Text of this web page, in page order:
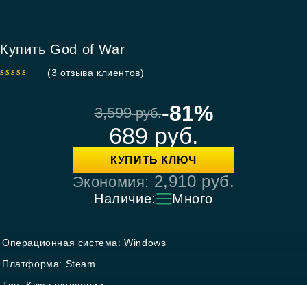
Купить God of War
(3 отзыва клиентов)
3,599руб.-81%
689 руб.
КУПИТЬ КЛЮЧ
Экономия: 2,910 руб.
Наличие: Много
Операционная система: Windows
Платформа: Steam